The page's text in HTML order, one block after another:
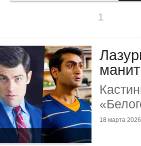
1
манит
18 марта 2026